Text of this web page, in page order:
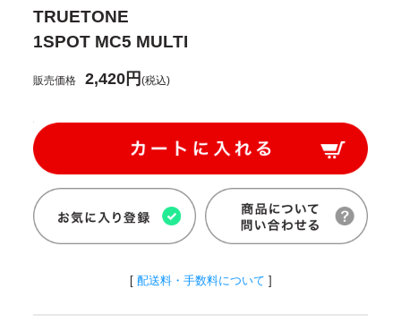
TRUETONE
1SPOT MC5 MULTI
販売価格 2,420円(税込)
[ 配送料・手数料について ]